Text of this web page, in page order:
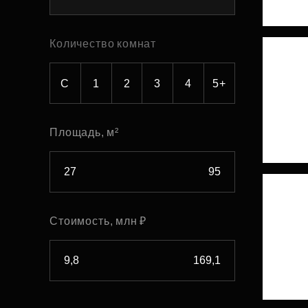
Рефинансирование
Количество комнат
С 1 2 3 4 5+
Площадь, м²
Стоимость, млн ₽